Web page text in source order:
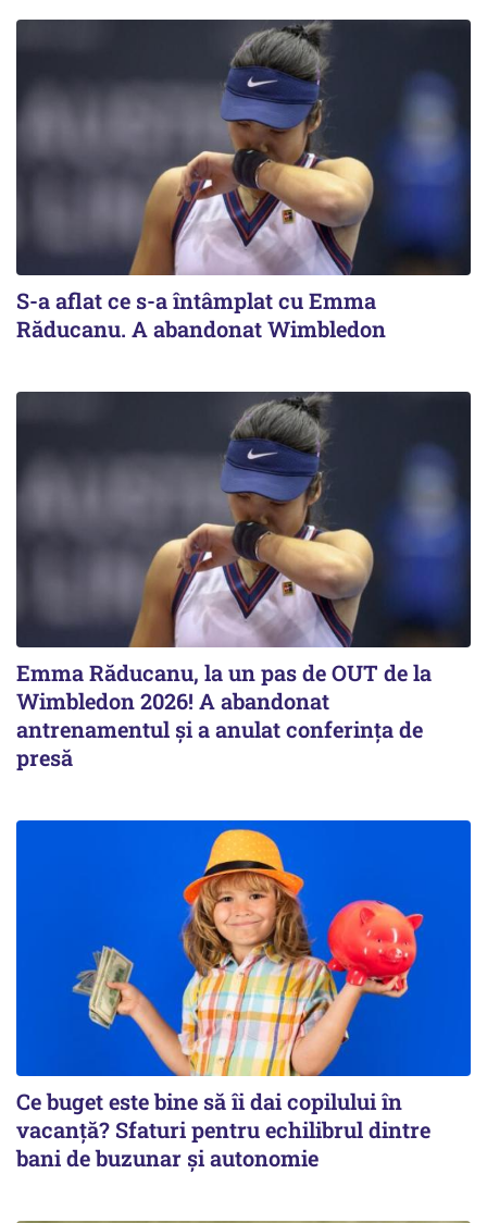
S-a aflat ce s-a întâmplat cu Emma
Răducanu. A abandonat Wimbledon
Emma Răducanu, la un pas de OUT de la
Wimbledon 2026! A abandonat
antrenamentul și a anulat conferința de
presă
Ce buget este bine să îi dai copilului în
vacanță? Sfaturi pentru echilibrul dintre
bani de buzunar și autonomie